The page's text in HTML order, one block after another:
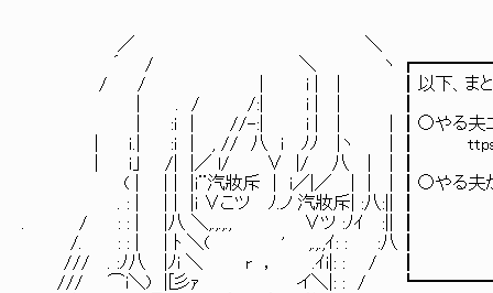
／ ＼
´ / ＼ ヽ
/ / | i | | ┃以下、まとめていただいてい
| . / /:|
| :ｉ | //-:| i | | | ┃○や
| ｉ.| :ｉ | , // 八 i ﾉﾉ |ヽ | ┃
| ｉ｣ /| |／ l/
( | | | |ｉ¨汽妝斥 | i／|／ ｜ | | ┃○や
. : | | | |i ∨こツ ﾉ.ノ 汽妝斥| :八:|| ┃ ttp://
. / : : | |八 ＼
/. : : | | ﾄ ＼( '
/// . :ﾉ八 |ﾉi ＼
/// ⌒i＼) |[彡ｧ イ＼|: : /